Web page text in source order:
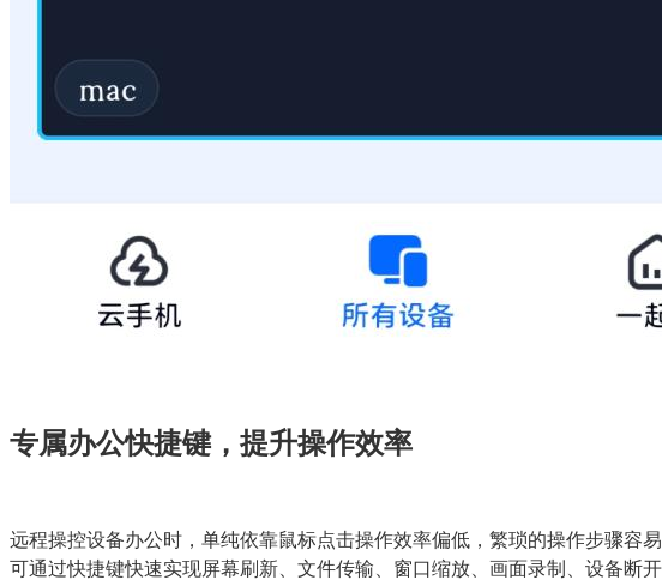
专属办公快捷键，提升操作效率
远程操控设备办公时，单纯依靠鼠标点击操作效率偏低，繁琐的操作步骤容
可通过快捷键快速实现屏幕刷新、文件传输、窗口缩放、画面录制、设备断